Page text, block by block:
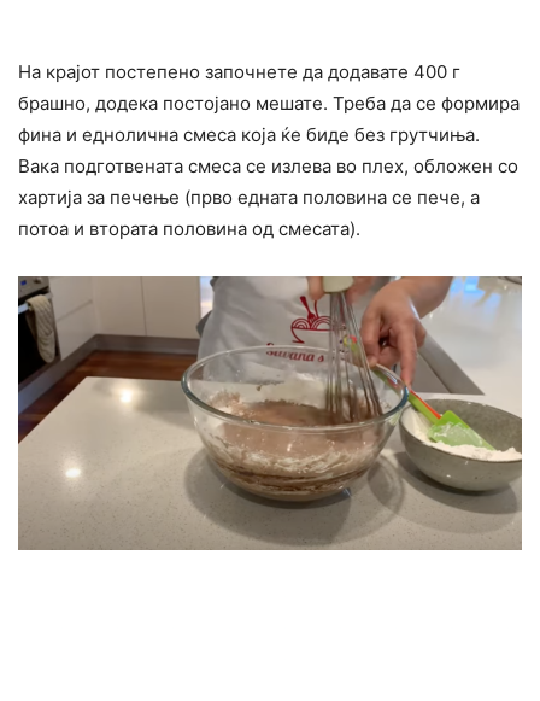
На крајот постепено започнете да додавате 400 г
брашно, додека постојано мешате. Треба да се формира
фина и еднолична смеса која ќе биде без грутчиња.
Вака подготвената смеса се излева во плех, обложен со
хартија за печење (прво едната половина се пече, а
потоа и втората половина од смесата).